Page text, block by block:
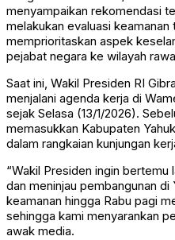
menyampaikan rekomendasi
melakukan evaluasi
memprioritaskan aspek
pejabat negara ke wilayah
Saat ini, Wakil Presiden RI
menjalani agenda kerja di
sejak Selasa (13/1/2026).
memasukkan Kabupaten
dalam rangkaian kunjungan
“Wakil Presiden ingin
dan meninjau pembangunan di
keamanan hingga Rabu pagi
sehingga kami menyarankan
awak media.